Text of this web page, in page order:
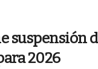
suspensión
2026